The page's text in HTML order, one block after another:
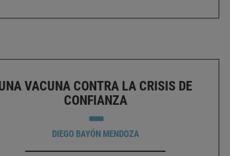
VACUNA CONTRA LA CRISIS DE
CONFIANZA
DIEGO BAYÓN MENDOZA